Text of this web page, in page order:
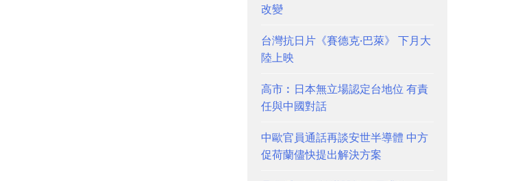
改變
台灣抗日片《賽德克·巴萊》 下月大
陸上映
高市︰日本無立場認定台地位 有責
任與中國對話
中歐官員通話再談安世半導體 中方
促荷蘭儘快提出解決方案